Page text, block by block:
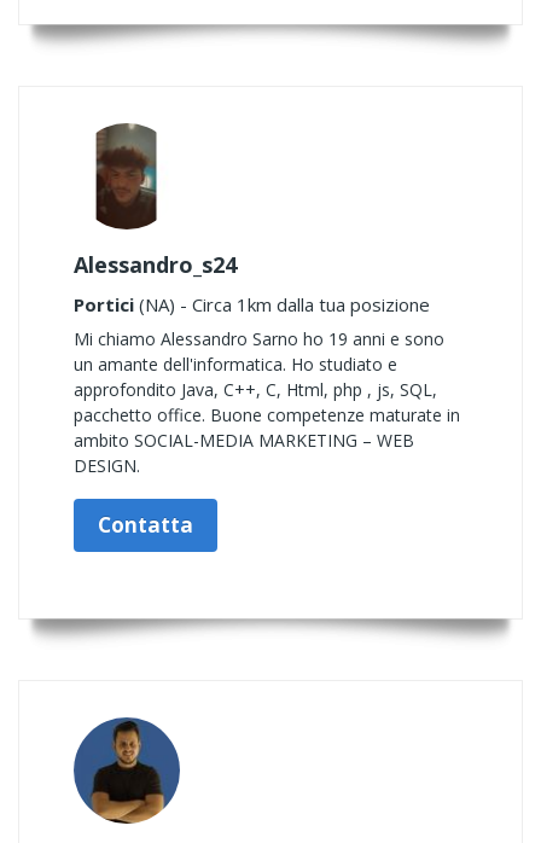
Alessandro_s24
Portici (NA) - Circa 1km dalla tua posizione
Mi chiamo Alessandro Sarno ho 19 anni e sono
un amante dell'informatica. Ho studiato e
approfondito Java, C++, C, Html, php , js, SQL,
pacchetto office. Buone competenze maturate in
ambito SOCIAL-MEDIA MARKETING – WEB
DESIGN.
Contatta